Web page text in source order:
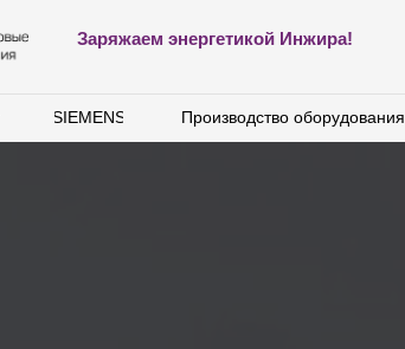
Заряжаем энергетикой Инжира!
SIEMENS Производство оборудования
SIEMENS Производство оборудования